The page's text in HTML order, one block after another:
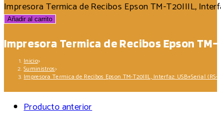
Impresora Termica de Recibos Epson TM-T20IIIL,
Añadir al carrito
Impresora Termica de Recibos Epson
Inicio>
Suministros>
Impresora Termica de Recibos Epson TM-T20IIIL, Interfaz: USB+Serial (RS-
Producto anterior